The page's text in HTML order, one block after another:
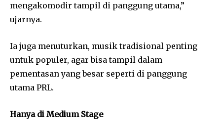
mengakomodir tampil di panggung utama,”
ujarnya.
Ia juga menuturkan, musik tradisional penting
untuk populer, agar bisa tampil dalam
pementasan yang besar seperti di panggung
utama PRL.
Hanya di Medium Stage